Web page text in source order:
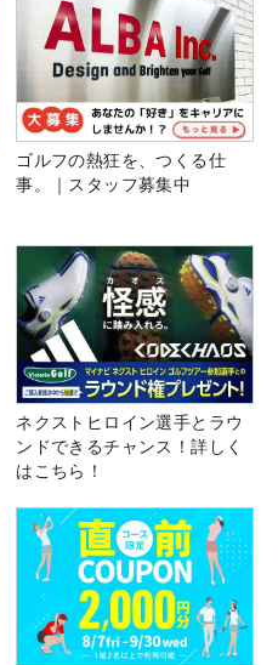
ゴルフの熱狂を、つくる仕
事。｜スタッフ募集中
ネクストヒロイン選手とラウ
ンドできるチャンス！詳しく
はこちら！